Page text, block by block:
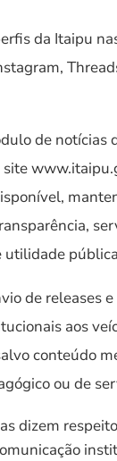
da Itaipu
de notícias
utilidade
de releases
aos
conteúdo
ou de
dizem respeito